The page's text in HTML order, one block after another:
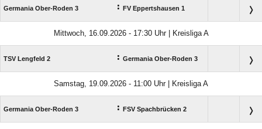
Germania Ober-Roden 3 : FV Eppertshausen 1
Mittwoch, 16.09.2026 - 17:30 Uhr | Kreisliga A
TSV Lengfeld 2 : Germania Ober-Roden 3
Samstag, 19.09.2026 - 11:00 Uhr | Kreisliga A
Germania Ober-Roden 3 : FSV Spachbrücken 2